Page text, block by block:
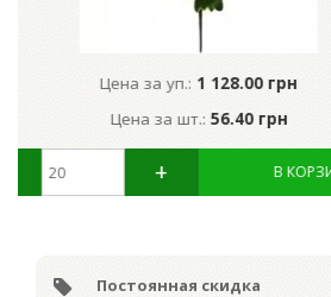
Постоянная скидка